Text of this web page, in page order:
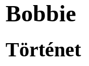
Bobbie
Történet